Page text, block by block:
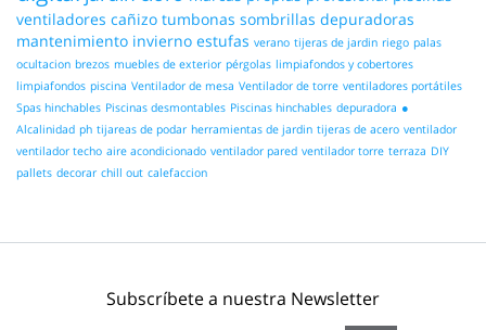
ventiladores cañizo tumbonas sombrillas depuradoras
mantenimiento invierno estufas verano tijeras de jardin riego palas
ocultacion brezos muebles de exterior pérgolas limpiafondos y cobertores
limpiafondos piscina Ventilador de mesa Ventilador de torre ventiladores portátiles
Spas hinchables Piscinas desmontables Piscinas hinchables depuradora ●
Alcalinidad ph tijareas de podar herramientas de jardin tijeras de acero ventilador
ventilador techo aire acondicionado ventilador pared ventilador torre terraza DIY
pallets decorar chill out calefaccion
Subscríbete a nuestra Newsletter